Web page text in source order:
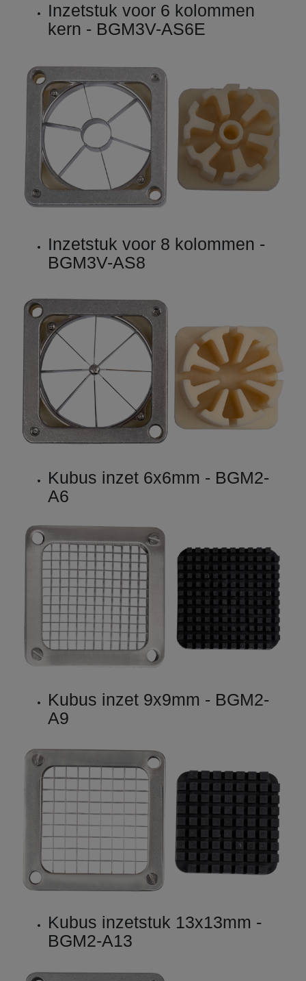
Inzetstuk voor 6 kolommen
kern - BGM3V-AS6E
Inzetstuk voor 8 kolommen -
BGM3V-AS8
Kubus inzet 6x6mm - BGM2-
A6
Kubus inzet 9x9mm - BGM2-
A9
Kubus inzetstuk 13x13mm -
BGM2-A13